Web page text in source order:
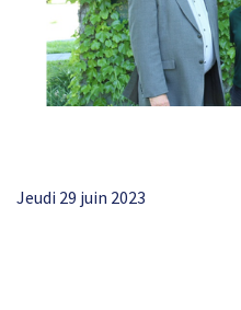
Jeudi 29 juin 2023